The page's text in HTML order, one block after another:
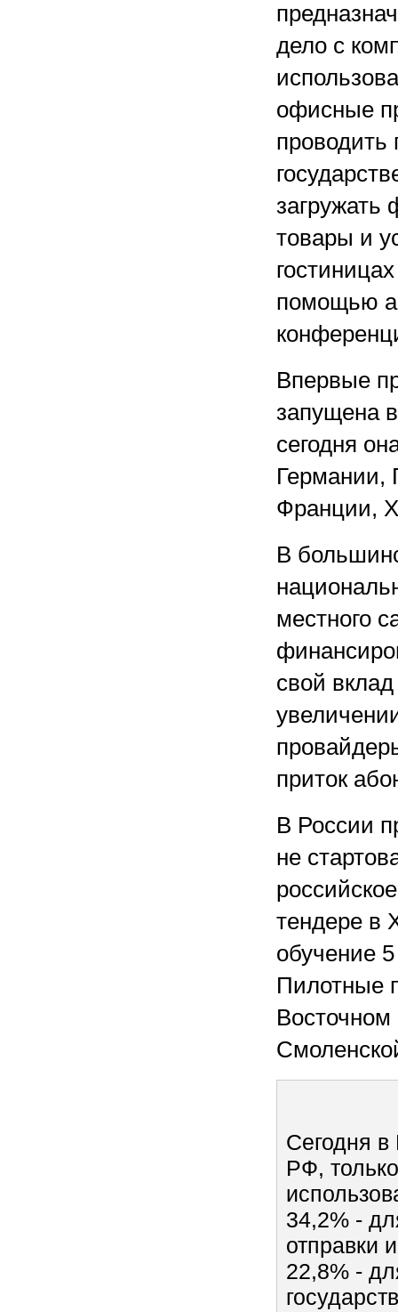
дело с
офисные
загружать
товары и
помощью
Впервые
запущена
сегодня
Германии,
Франции,
В
местного
свой
приток
В России
не
тендере в
обучение
Пилотные
Сегодня
РФ,
34,2% -
отправки
22,8% -